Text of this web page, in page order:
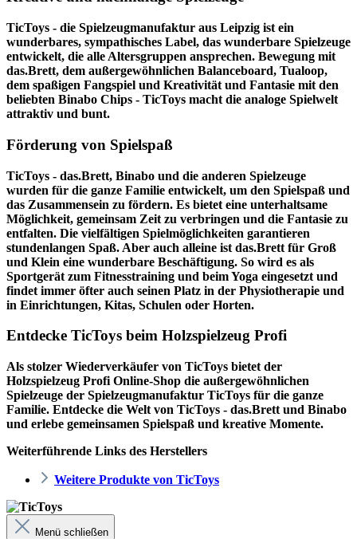
TicToys - die Spielzeugmanufaktur aus Leipzig ist ein
wunderbares, sympathisches Label, das wunderbare Spielzeuge
entwickelt, die alle Altersgruppen ansprechen. Bewegung mit
das.Brett, dem außergewöhnlichen Balanceboard, Tualoop,
dem spaßigen Fangspiel und Kreativität und Fantasie mit den
beliebten Binabo Chips - TicToys macht die analoge Spielwelt
attraktiv und bunt.
Förderung von Spielspaß
TicToys - das.Brett, Binabo und die anderen Spielzeuge
wurden für die ganze Familie entwickelt, um den Spielspaß und
das Zusammensein zu fördern. Es bietet eine unterhaltsame
Möglichkeit, gemeinsam Zeit zu verbringen und die Fantasie zu
entfalten. Die vielfältigen Spielmöglichkeiten garantieren
stundenlangen Spaß. Aber auch alleine ist das.Brett für Groß
und Klein eine wunderbare Beschäftigung. So wird es als
Sportgerät zum Fitnesstraining und beim Yoga eingesetzt und
findet immer öfter auch seinen Platz in der Physiotherapie und
in Einrichtungen, Kitas, Schulen oder Horten.
Entdecke TicToys beim Holzspielzeug Profi
Als stolzer Wiederverkäufer von TicToys bietet der
Holzspielzeug Profi Online-Shop die außergewöhnlichen
Spielzeuge der Spielzeugmanufaktur TicToys für die ganze
Familie. Entdecke die Welt von TicToys - das.Brett und Binabo
und erlebe gemeinsamen Spielspaß und kreative Momente.
Weiterführende Links des Herstellers
Weitere Produkte von TicToys
Menü schließen